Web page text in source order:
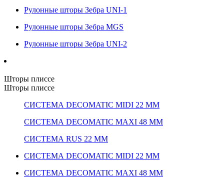
Рулонные шторы Зебра UNI-1
Рулонные шторы Зебра MGS
Рулонные шторы Зебра UNI-2
Шторы плиссе
Шторы плиссе
СИСТЕМА DECOMATIC MIDI 22 ММ
СИСТЕМА DECOMATIC MAXI 48 ММ
СИСТЕМА RUS 22 ММ
СИСТЕМА DECOMATIC MIDI 22 ММ
СИСТЕМА DECOMATIC MAXI 48 ММ